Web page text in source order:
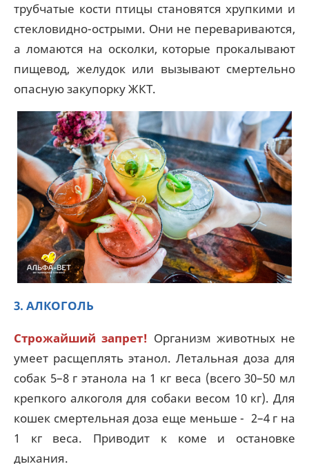
трубчатые кости птицы становятся хрупкими и
стекловидно-острыми. Они не перевариваются,
а ломаются на осколки, которые прокалывают
пищевод, желудок или вызывают смертельно
опасную закупорку ЖКТ.
3. АЛКОГОЛЬ
Строжайший запрет! Организм животных не
умеет расщеплять этанол. Летальная доза для
собак 5–8 г этанола на 1 кг веса (всего 30–50 мл
крепкого алкоголя для собаки весом 10 кг). Для
кошек смертельная доза еще меньше - 2–4 г на
1 кг веса. Приводит к коме и остановке
дыхания.